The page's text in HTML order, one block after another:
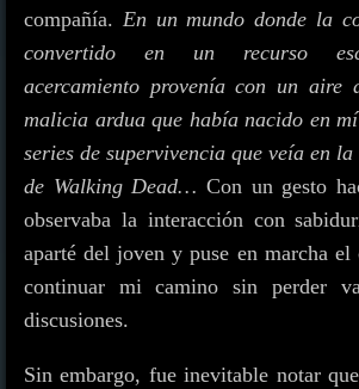
compañía. En un mundo donde la
convertido en un recurso
acercamiento provenía con un aire
malicia ardua que había nacido en
series de supervivencia que veía en
de Walking Dead… Con un gesto
observaba la interacción con
aparté del joven y puse en marcha el
continuar mi camino sin perder
discusiones.
Sin embargo, fue inevitable notar